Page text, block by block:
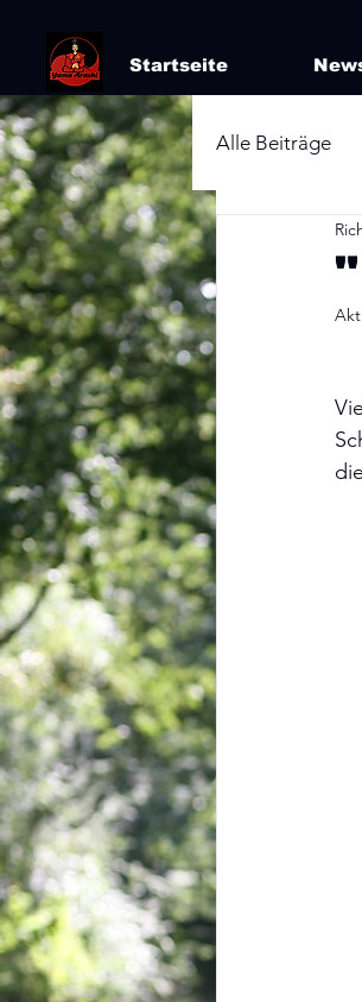
Startseite
Alle Beiträge